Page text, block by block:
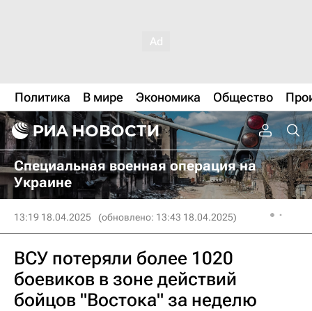
Политика В мире Экономика Общество
Специальная военная операция на
Украине
13:19 18.04.2025 (обновлено: 13:43 18.04.2025)
ВСУ потеряли более 1020
боевиков в зоне действий
бойцов "Востока" за неделю